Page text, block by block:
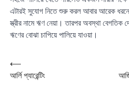
এটারই সুযোগ নিতে শুরু করল আবার আরেক
স্ত্রীর নামে ঋণ নেয়া। তারপর অবস্থা বেগতিক
ঋণের বোঝা চাপিয়ে পালিয়ে যাওয়া।
Post
navigation
⟵
আর্লি প্যারেন্টিং